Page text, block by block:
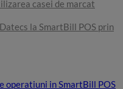
casei de marcat
la SmartBill POS prin
operatiuni in SmartBill POS